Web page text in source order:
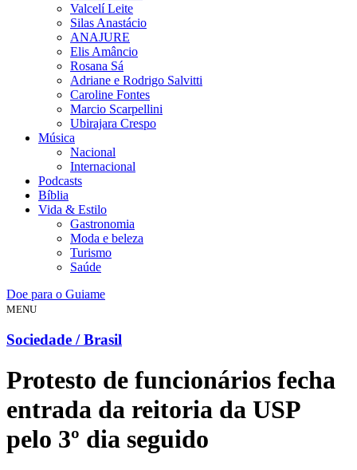
Valcelí Leite
Silas Anastácio
ANAJURE
Elis Amâncio
Rosana Sá
Adriane e Rodrigo Salvitti
Caroline Fontes
Marcio Scarpellini
Ubirajara Crespo
Música
Nacional
Internacional
Podcasts
Bíblia
Vida & Estilo
Gastronomia
Moda e beleza
Turismo
Saúde
Doe para o Guiame
MENU
Sociedade / Brasil
Protesto de funcionários fecha
entrada da reitoria da USP
pelo 3º dia seguido